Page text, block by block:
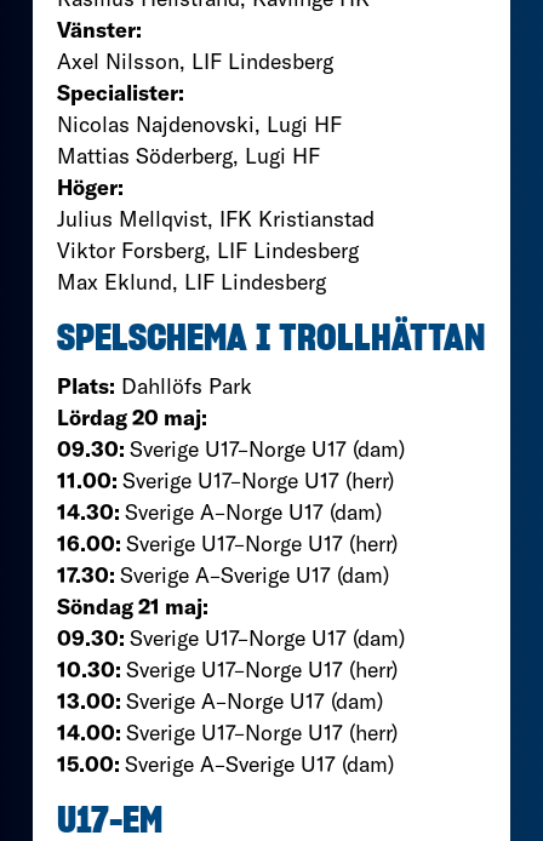
Vänster:
Axel Nilsson, LIF Lindesberg
Specialister:
Nicolas Najdenovski, Lugi HF
Mattias Söderberg, Lugi HF
Höger:
Julius Mellqvist, IFK Kristianstad
Viktor Forsberg, LIF Lindesberg
Max Eklund, LIF Lindesberg
SPELSCHEMA I TROLLHÄTTAN
Plats: Dahllöfs Park
Lördag 20 maj:
09.30: Sverige U17–Norge U17 (dam)
11.00: Sverige U17–Norge U17 (herr)
14.30: Sverige A–Norge U17 (dam)
16.00: Sverige U17–Norge U17 (herr)
17.30: Sverige A–Sverige U17 (dam)
Söndag 21 maj:
09.30: Sverige U17–Norge U17 (dam)
10.30: Sverige U17–Norge U17 (herr)
13.00: Sverige A–Norge U17 (dam)
14.00: Sverige U17–Norge U17 (herr)
15.00: Sverige A–Sverige U17 (dam)
U17-EM